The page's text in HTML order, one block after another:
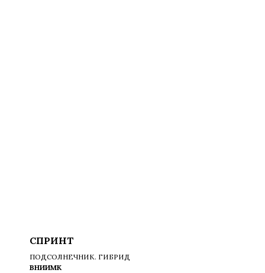
СПРИНТ
ПОДСОЛНЕЧНИК. ГИБРИД
ВНИИМК